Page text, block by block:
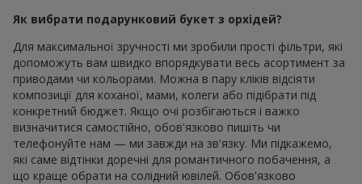
Як вибрати подарунковий букет з орхідей?
Для максимальної зручності ми зробили прості фільтри, які
допоможуть вам швидко впорядкувати весь асортимент за
приводами чи кольорами. Можна в пару кліків відсіяти
композиції для коханої, мами, колеги або підібрати під
конкретний бюджет. Якщо очі розбігаються і важко
визначитися самостійно, обов'язково пишіть чи
телефонуйте нам — ми завжди на зв'язку. Ми підкажемо,
які саме відтінки доречні для романтичного побачення, а
що краще обрати на солідний ювілей. Обов'язково